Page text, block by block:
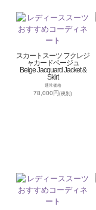
スカートスーツ フクレジ
ャカードベージュ
Beige Jacquard Jacket &
Skirt
通常価格
78,000円(税別)